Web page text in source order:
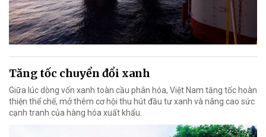
Tăng tốc chuyển đổi xanh
Giữa lúc dòng vốn xanh toàn cầu phân hóa, Việt Nam tăng tốc hoàn
thiện thể chế, mở thêm cơ hội thu hút đầu tư xanh và nâng cao sức
cạnh tranh của hàng hóa xuất khẩu.